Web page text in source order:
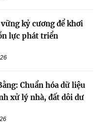
kỷ cương để khơi
lực phát triển
Chuẩn hóa dữ liệu
xử lý nhà, đất dôi dư